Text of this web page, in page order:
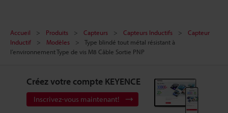
Accueil Produits Capteurs Capteurs Inductifs
Capteur
Inductif
Modèles
Type blindé tout métal résistant à
l’environnement Type de vis M8 Câble Sortie PNP
Créez votre compte KEYENCE
Inscrivez-vous maintenant!